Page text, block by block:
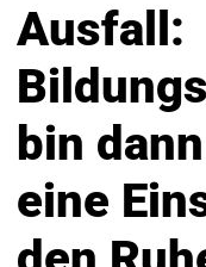
Ausfall:
bin
eine